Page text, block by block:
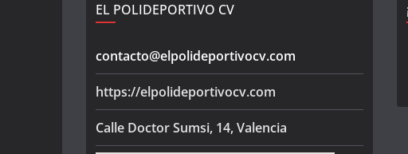
EL POLIDEPORTIVO CV
contacto@elpolideportivocv.com
https://elpolideportivocv.com
Calle Doctor Sumsi, 14, Valencia